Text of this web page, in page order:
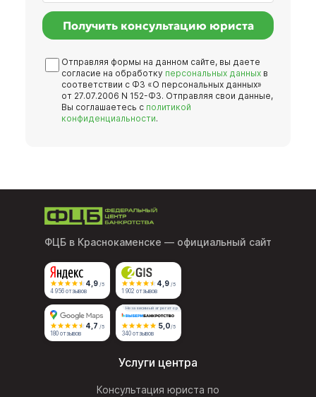
Получить консультацию юриста
Отправляя формы на данном сайте, вы даете
согласие на обработку персональных данных в
соответствии с ФЗ «О персональных данных»
от 27.07.2006 N 152-ФЗ. Отправляя свои данные,
Вы соглашаетесь с политикой
конфиденциальности.
ФЦБ в Краснокаменске — официальный сайт
4,9 /5
4 956 отзывов
4,9 /5
1 902 отзывов
4,7 /5
180 отзывов
Независимый агрегатор
5,0/5
340 отзывов
Услуги центра
Консультация юриста по